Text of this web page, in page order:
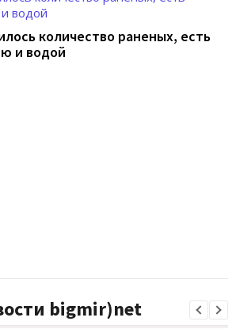
количество раненых, есть
и водой
bigmir)net